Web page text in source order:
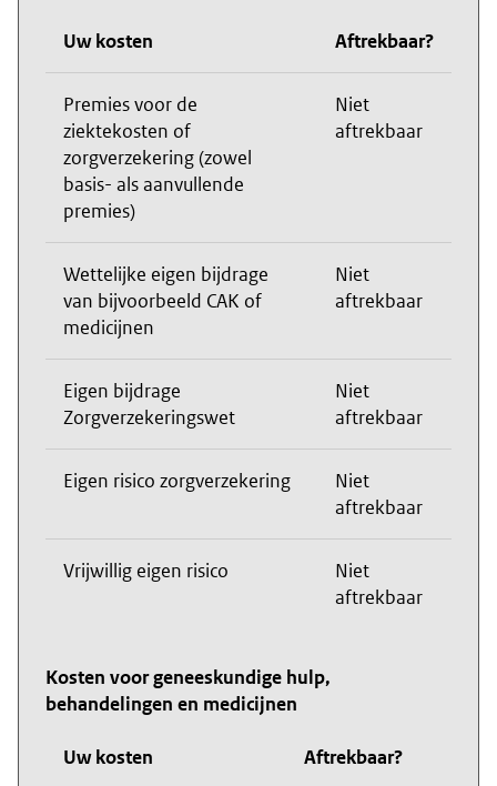
Uw kosten Aftrekbaar?
Premies voor de
ziektekosten of
zorgverzekering (zowel
basis- als aanvullende
premies)
Niet
aftrekbaar
Wettelijke eigen bijdrage
van bijvoorbeeld CAK of
medicijnen
Niet
aftrekbaar
Eigen bijdrage
Zorgverzekeringswet
Niet
aftrekbaar
Eigen risico zorgverzekering
Niet
aftrekbaar
Vrijwillig eigen risico
Niet
aftrekbaar
Kosten voor geneeskundige hulp,
behandelingen en medicijnen
Uw kosten Aftrekbaar?